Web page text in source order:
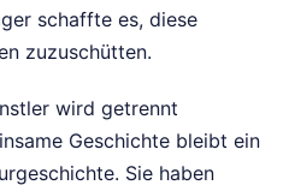
schaffte es, diese
zuzuschütten.
wird getrennt
Geschichte bleibt ein
Sie haben